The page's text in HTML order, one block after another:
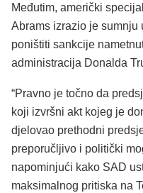
Međutim, američki
Abrams izrazio je sumnju
poništiti sankcije
administracija Donalda
“Pravno je točno da
koji izvršni akt kojeg je
djelovao prethodni
preporučljivo i politički
napominjući kako SAD
maksimalnog pritiska na